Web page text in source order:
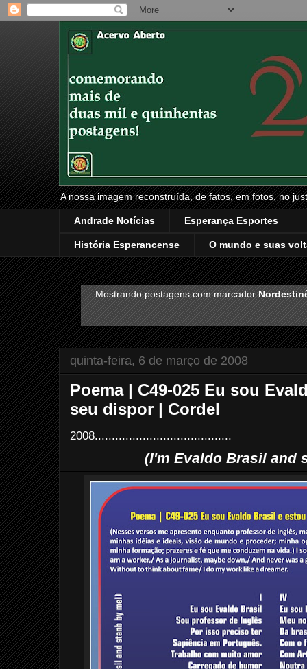
A nossa imagem reconstruída, de fatos, em fotos, no
Andrade Notícias Esperança Esportes
História Esperancense O mundo e suas
Mostrando postagens com marcador
quinta-feira, 6 de março de 2008
Poema | C49-025 Eu sou
seu dispor | Cordel
2008........................................
(I'm Evaldo Brasil and